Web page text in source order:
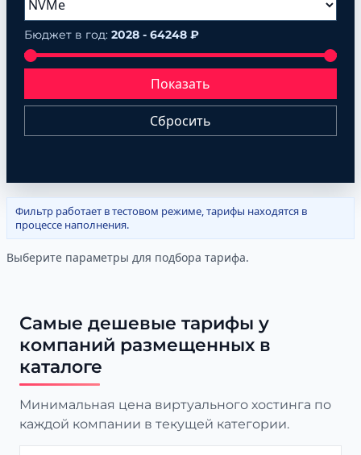
Бюджет в год: 2028 - 64248 ₽
Показать
Сбросить
Фильтр работает в тестовом режиме, тарифы находятся в
процессе наполнения.
Выберите параметры для подбора тарифа.
Самые дешевые тарифы у
компаний размещенных в
каталоге
Минимальная цена виртуального хостинга по
каждой компании в текущей категории.